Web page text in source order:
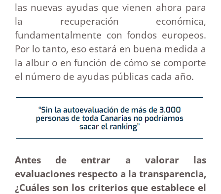
las nuevas ayudas que vienen ahora para
la recuperación económica,
fundamentalmente con fondos europeos.
Por lo tanto, eso estará en buena medida a
la albur o en función de cómo se comporte
el número de ayudas públicas cada año.
Antes de entrar a valorar las
evaluaciones respecto a la transparencia,
¿Cuáles son los criterios que establece el